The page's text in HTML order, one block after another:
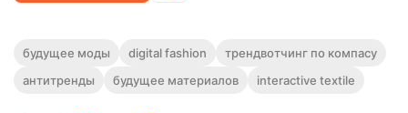
Выпускная работа курса "Трендвотчинг.
Варианты будущего. Весна 2025".
Level required:
будущее моды digital fashion
трендвотчинг по компасу
антитренды
будущее материалов interactive textile